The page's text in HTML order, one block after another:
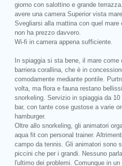
giorno con salottino e grande
avere una camera Superior vista
Svegliarsi alla mattina con quel
non ha prezzo davvero.
Wi-fi in camera appena sufficiente.
In spiaggia si sta bene, il mare
barriera corallina, che è in
comodamente mediante pontile.
volta, ma flora e fauna restano
snorkeling. Servizio in spiaggia da
bar, con tante cose gustose a varie
hamburger.
Oltre allo snorkeling, gli animatori
aqua fit con personal trainer.
campo da tennis. Gli animatori sono
piccini che per i grandi. Nessuno
l'ultimo dei problemi. Comunque in